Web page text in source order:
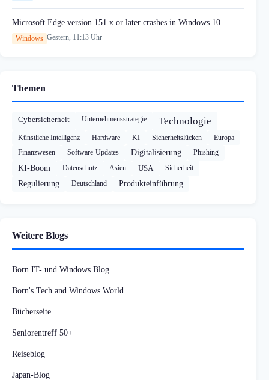
Microsoft Edge version 151.x or later crashes in Windows 10
Windows Gestern, 11:13 Uhr
Themen
Cybersicherheit Unternehmensstrategie Technologie
Künstliche Intelligenz Hardware KI Sicherheitslücken
Europa
Finanzwesen
Software-Updates Digitalisierung Phishing
KI-Boom Datenschutz Asien USA Sicherheit
Regulierung Deutschland Produkteinführung
Weitere Blogs
Born IT- und Windows Blog
Born's Tech and Windows World
Bücherseite
Seniorentreff 50+
Reiseblog
Japan-Blog